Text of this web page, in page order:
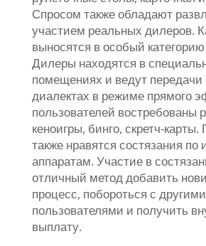
Спросом также обладают
участием реальных дилеров.
выносятся в особый
Дилеры находятся в
помещениях и ведут передачи
диалектах в режиме прямого
пользователей востребованы
кеноигры, бинго, скретч-
также нравятся состязания по
аппаратам. Участие в
отличный метод добавить
процесс, побороться с другими
пользователями и получить
выплату.